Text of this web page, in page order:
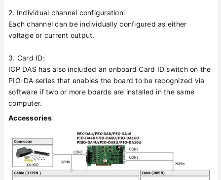
2. Individual channel configuration:
Each channel can be individually configured as either
voltage or current output.
3. Card ID:
ICP DAS has also included an onboard Card ID switch on the
PIO-DA series that enables the board to be recognized via
software if two or more boards are installed in the same
computer.
Accessories